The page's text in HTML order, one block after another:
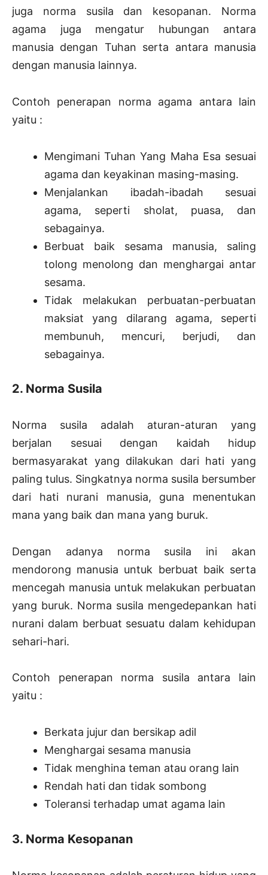
juga norma susila dan kesopanan. Norma
agama juga mengatur hubungan antara
manusia dengan Tuhan serta antara manusia
dengan manusia lainnya.
Contoh penerapan norma agama antara lain
yaitu :
Mengimani Tuhan Yang Maha Esa sesuai
agama dan keyakinan masing-masing.
Menjalankan ibadah-ibadah sesuai
agama, seperti sholat, puasa, dan
sebagainya.
Berbuat baik sesama manusia, saling
tolong menolong dan menghargai antar
sesama.
Tidak melakukan perbuatan-perbuatan
maksiat yang dilarang agama, seperti
membunuh, mencuri, berjudi, dan
sebagainya.
2. Norma Susila
Norma susila adalah aturan-aturan yang
berjalan sesuai dengan kaidah hidup
bermasyarakat yang dilakukan dari hati yang
paling tulus. Singkatnya norma susila bersumber
dari hati nurani manusia, guna menentukan
mana yang baik dan mana yang buruk.
Dengan adanya norma susila ini akan
mendorong manusia untuk berbuat baik serta
mencegah manusia untuk melakukan perbuatan
yang buruk. Norma susila mengedepankan hati
nurani dalam berbuat sesuatu dalam kehidupan
sehari-hari.
Contoh penerapan norma susila antara lain
yaitu :
Berkata jujur dan bersikap adil
Menghargai sesama manusia
Tidak menghina teman atau orang lain
Rendah hati dan tidak sombong
Toleransi terhadap umat agama lain
3. Norma Kesopanan